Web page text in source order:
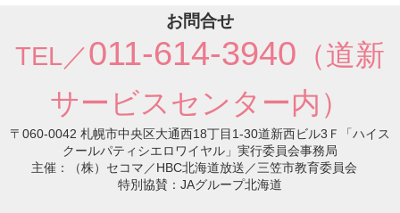
お問合せ
TEL／011-614-3940 （道新
サービスセンター内）
〒060-0042 札幌市中央区大通西18丁目1-30道新西ビル3Ｆ「ハイス
クールパティシエロワイヤル」実行委員会事務局
主催：（株）セコマ／HBC北海道放送／三笠市教育委員会
特別協賛：JAグループ北海道